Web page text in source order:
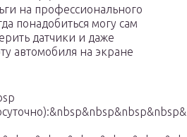
на профессионального
понадобиться могу сам
датчики и даже
автомобиля на экране